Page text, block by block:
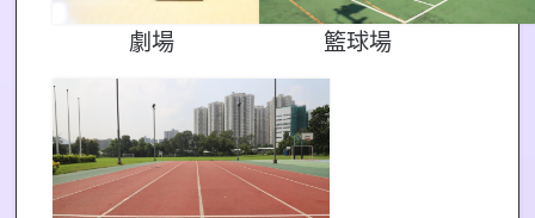
劇場 籃球場